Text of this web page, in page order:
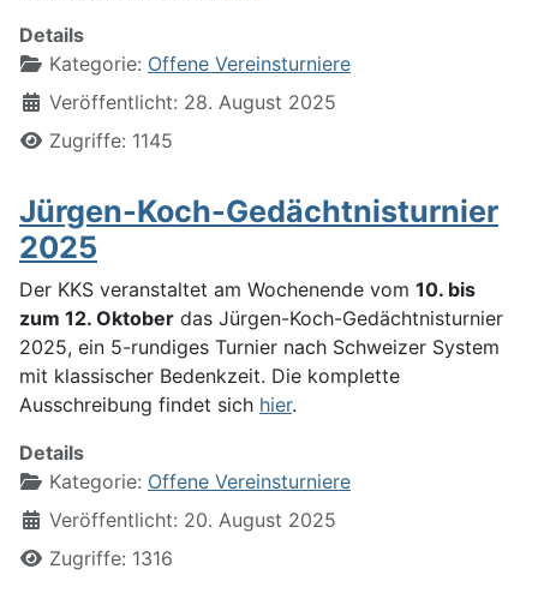
Details
Kategorie: Offene Vereinsturniere
Veröffentlicht: 28. August 2025
Zugriffe: 1145
Jürgen-Koch-Gedächtnisturnier
2025
Der KKS veranstaltet am Wochenende vom 10. bis
zum 12. Oktober das Jürgen-Koch-Gedächtnisturnier
2025, ein 5-rundiges Turnier nach Schweizer System
mit klassischer Bedenkzeit. Die komplette
Ausschreibung findet sich hier.
Details
Kategorie: Offene Vereinsturniere
Veröffentlicht: 20. August 2025
Zugriffe: 1316